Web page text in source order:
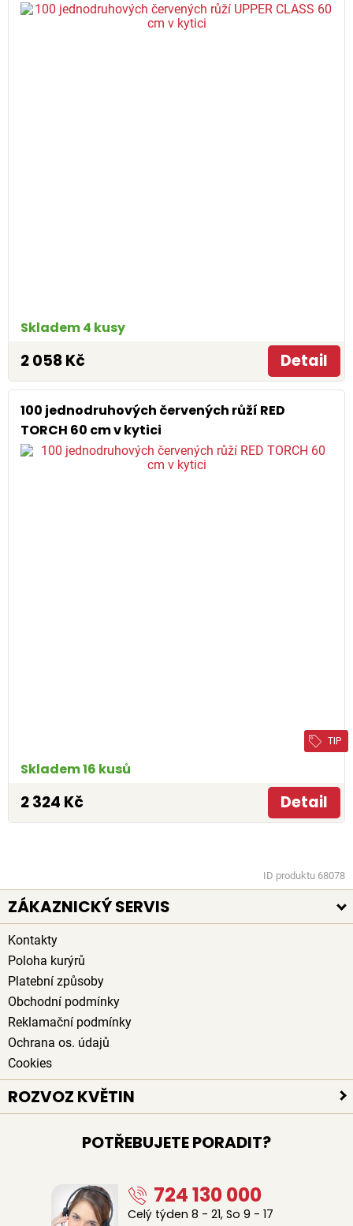
Skladem 4 kusy
2 058 Kč Detail
100 jednodruhových červených růží RED
TORCH 60 cm v kytici
TIP
Skladem 16 kusů
2 324 Kč Detail
ID produktu 68078
ZÁKAZNICKÝ SERVIS
Kontakty
Poloha kurýrů
Platební způsoby
Obchodní podmínky
Reklamační podmínky
Ochrana os. údajů
Cookies
ROZVOZ KVĚTIN
Rozvoz květin po celé ČR
Doručení květin zdarma
Sledujte kurýra při doručení
Naši lidé na doručení květin
POTŘEBUJETE PORADIT?
724 130 000
Celý týden 8 - 21, So 9 - 17